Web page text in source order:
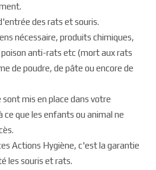
des rats et souris.
nécessaire, produits chimiques,
anti-rats etc (mort aux rats
de poudre, de pâte ou encore de
mis en place dans votre
ce que les enfants ou animal ne
Actions Hygiène, c'est la garantie
les souris et rats.